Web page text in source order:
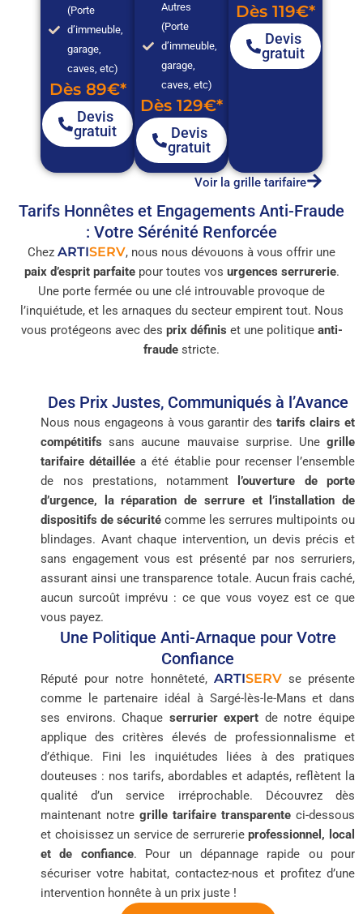
(Porte
d’immeuble,
garage,
caves, etc)
Dès 89€*
Devis
gratuit
Autres
(Porte
d’immeuble,
garage,
caves, etc)
Dès 129€*
Devis
gratuit
Dès 119€*
Devis
gratuit
Voir la grille tarifaire
Tarifs Honnêtes et Engagements Anti-Fraude
: Votre Sérénité Renforcée
Chez ARTISERV, nous nous dévouons à vous offrir une
paix d’esprit parfaitepour toutes vos urgences serrurerie.
Une porte fermée ou une clé introuvable provoque de
l’inquiétude, et les arnaques du secteur empirent tout. Nous
vous protégeons avec des prix définis et une politique anti-
fraude stricte.
Des Prix Justes, Communiqués à l’Avance
Nous nous engageons à vous garantir destarifs clairs et
compétitifs sans aucune mauvaise surprise. Une grille
tarifaire détaillée a été établie pour recenser l’ensemble
de nos prestations, notamment
l’ouverture de porte
d’urgence, la réparation de serrure et l’installation de
dispositifs de sécurité comme les serrures multipoints ou
blindages. Avant chaque intervention, un devis précis et
sans engagement vous est présenté par nos serruriers,
assurant ainsi une transparence totale. Aucun frais caché,
aucun surcoût imprévu : ce que vous voyez est ce que
vous payez.
Une Politique Anti-Arnaque pour Votre
Confiance
Réputé pour notre honnêteté, ARTISERVse présente
comme le partenaire idéal à Sargé-lès-le-Mans et dans
ses environs. Chaque serrurier expert de notre équipe
applique des critères élevés de professionnalisme et
d’éthique. Fini les inquiétudes liées à des pratiques
douteuses : nos tarifs, abordables et adaptés, reflètent la
qualité d’un service irréprochable. Découvrez dès
maintenant notre grille tarifaire transparente ci-dessous
et choisissez un service de serrurerieprofessionnel, local
et de confiance. Pour un dépannage rapide ou pour
sécuriser votre habitat, contactez-nous et profitez d’une
intervention honnête à un prix juste !